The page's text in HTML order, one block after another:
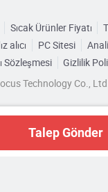
Parçaları
Parçaları
Aksesuarları
Gözat
Sıcak Ürünler Fiyatı
alıcı
PC Sitesi
Sözleşmesi Gizlilik
Technology Co.,
Talep Gönder